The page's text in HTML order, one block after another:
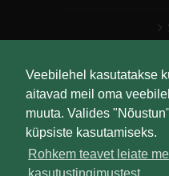
Veebilehel kasutatakse
aitavad meil oma
muuta. Valides
küpsiste kasutamiseks.
Rohkem teavet leiate